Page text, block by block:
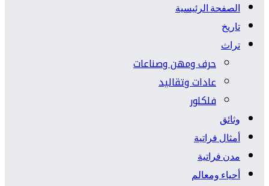
الصفحة الرئيسية
تاريخ
تراث
حرف ومهن وصناعات
عادات وتقاليد
فلكلور
وثائق
أمثال فراتية
مدن فراتية
أحياء ومعالم